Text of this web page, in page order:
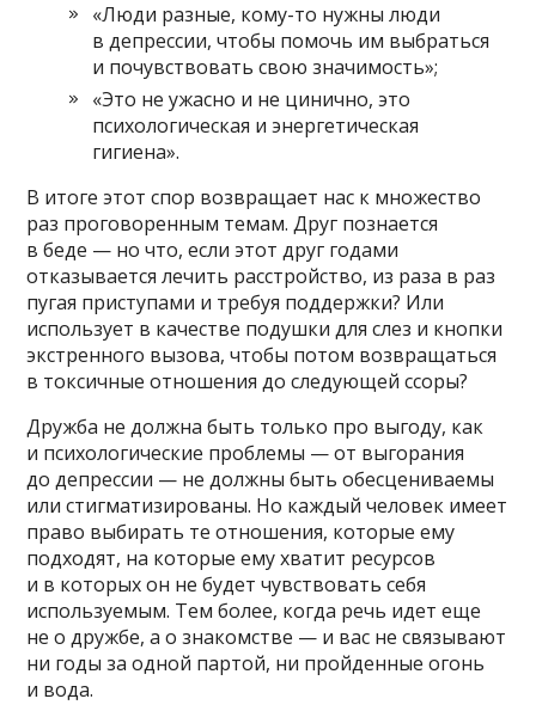
«Люди разные, кому-то нужны люди
в депрессии, чтобы помочь им выбраться
и почувствовать свою значимость»;
«Это не ужасно и не цинично, это
психологическая и энергетическая
гигиена».
В итоге этот спор возвращает нас к множество
раз проговоренным темам. Друг познается
в беде — но что, если этот друг годами
отказывается лечить расстройство, из раза в раз
пугая приступами и требуя поддержки? Или
использует в качестве подушки для слез и кнопки
экстренного вызова, чтобы потом возвращаться
в токсичные отношения до следующей ссоры?
Дружба не должна быть только про выгоду, как
и психологические проблемы — от выгорания
до депрессии — не должны быть обесцениваемы
или стигматизированы. Но каждый человек имеет
право выбирать те отношения, которые ему
подходят, на которые ему хватит ресурсов
и в которых он не будет чувствовать себя
используемым. Тем более, когда речь идет еще
не о дружбе, а о знакомстве — и вас не связывают
ни годы за одной партой, ни пройденные огонь
и вода.